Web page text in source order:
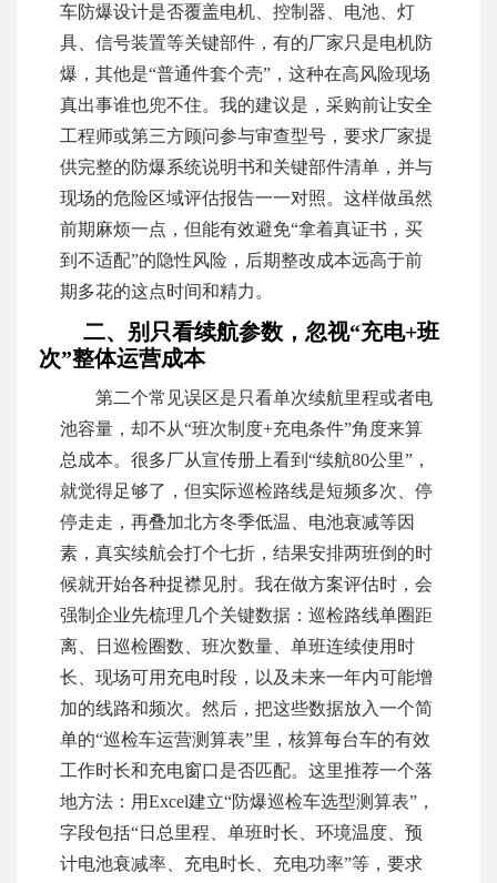
车防爆设计是否覆盖电机、控制器、电池、灯
具、信号装置等关键部件，有的厂家只是电机防
爆，其他是“普通件套个壳”，这种在高风险现场
真出事谁也兜不住。我的建议是，采购前让安全
工程师或第三方顾问参与审查型号，要求厂家提
供完整的防爆系统说明书和关键部件清单，并与
现场的危险区域评估报告一一对照。这样做虽然
前期麻烦一点，但能有效避免“拿着真证书，买
到不适配”的隐性风险，后期整改成本远高于前
期多花的这点时间和精力。
二、别只看续航参数，忽视“充电+班
次”整体运营成本
第二个常见误区是只看单次续航里程或者电
池容量，却不从“班次制度+充电条件”角度来算
总成本。很多厂从宣传册上看到“续航80公里”，
就觉得足够了，但实际巡检路线是短频多次、停
停走走，再叠加北方冬季低温、电池衰减等因
素，真实续航会打个七折，结果安排两班倒的时
候就开始各种捉襟见肘。我在做方案评估时，会
强制企业先梳理几个关键数据：巡检路线单圈距
离、日巡检圈数、班次数量、单班连续使用时
长、现场可用充电时段，以及未来一年内可能增
加的线路和频次。然后，把这些数据放入一个简
单的“巡检车运营测算表”里，核算每台车的有效
工作时长和充电窗口是否匹配。这里推荐一个落
地方法：用Excel建立“防爆巡检车选型测算表”，
字段包括“日总里程、单班时长、环境温度、预
计电池衰减率、充电时长、充电功率”等，要求